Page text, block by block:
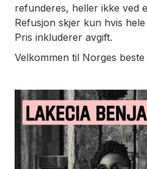
refunderes, heller ikke ved
Refusjon skjer kun hvis
Pris inkluderer avgift.
Velkommen til Norges